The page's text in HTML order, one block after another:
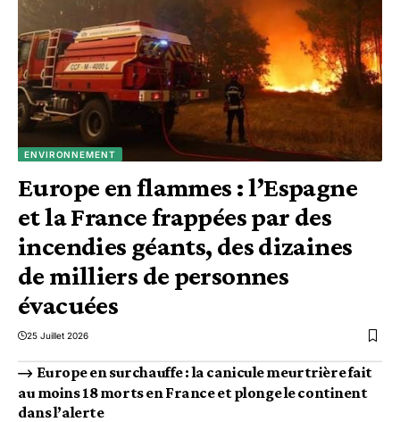
ENVIRONNEMENT
Europe en flammes : l’Espagne
et la France frappées par des
incendies géants, des dizaines
de milliers de personnes
évacuées
25 Juillet 2026
Europe en surchauffe : la canicule meurtrière fait
au moins 18 morts en France et plonge le continent
dans l’alerte